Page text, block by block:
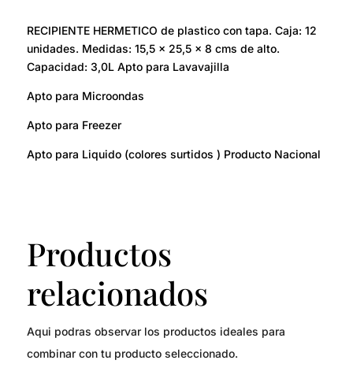
RECIPIENTE HERMETICO de plastico con tapa. Caja: 12
unidades. Medidas: 15,5 x 25,5 x 8 cms de alto.
Capacidad: 3,0L Apto para Lavavajilla
Apto para Microondas
Apto para Freezer
Apto para Liquido (colores surtidos ) Producto Nacional
Productos
relacionados
Aqui podras observar los productos ideales para
combinar con tu producto seleccionado.